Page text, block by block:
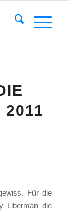
Für die
Liber­man die